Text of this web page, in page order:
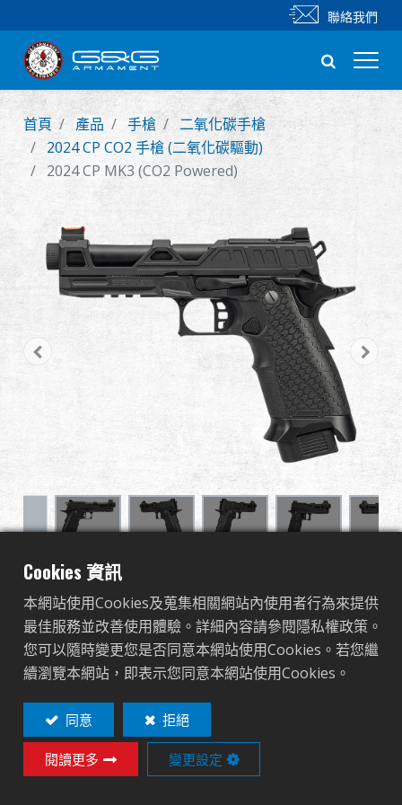
新產品
步槍
零件 & 配件
射擊訓練系列
關於怪怪
活動與報導
支援服務
登入
繁體中文
Français
聯絡我們
首頁 產品 手槍
二氧化碳手槍
2024 CP CO2 手槍 (二氧化碳驅動)
2024 CP MK3 (CO2 Powered)
2024 CP MK3 (CO2
Powered)
CO2-224-MK3-BBB-ECM
CO2-224-MK3-BBB-ECM
Designed for COMPETITION—dot sight ready,
lightening-cut CNC-machined aluminum slide and
Cookies 資訊
本網站使用Cookies及蒐集相關網站內使用者行為來提供
最佳服務並改善使用體驗。詳細內容請參閱隱私權政策。
您可以隨時變更您是否同意本網站使用Cookies。若您繼
續瀏覽本網站，即表示您同意本網站使用Cookies。
同意
拒絕
閱讀更多
變更設定